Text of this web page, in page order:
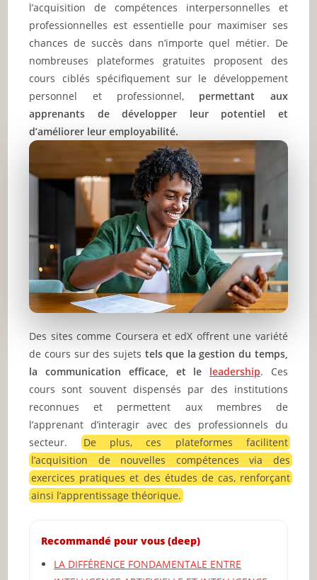
l’acquisition de compétences interpersonnelles et
professionnelles est essentielle pour maximiser ses
chances de succès dans n’importe quel métier. De
nombreuses plateformes gratuites proposent des
cours ciblés spécifiquement sur le développement
personnel et professionnel, permettant aux
apprenants de développer leur potentiel et
d’améliorer leur employabilité.
Des sites comme Coursera et edX offrent une variété
de cours sur des sujets tels que la gestion du temps,
la communication efficace, et le leadership. Ces
cours sont souvent dispensés par des institutions
reconnues et permettent aux membres de
l’apprenant d’interagir avec des professionnels du
secteur.
De plus, ces plateformes facilitent
l’acquisition de nouvelles compétences via des
exercices pratiques et des études de cas, renforçant
ainsi l’apprentissage théorique.
Recommandé pour vous (deep)
LA DIFFÉRENCE FONDAMENTALE ENTRE